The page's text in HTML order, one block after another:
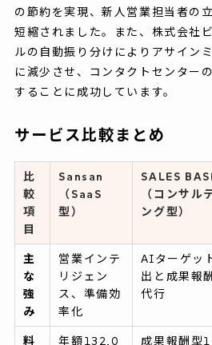
の節約を実現、新人営業担当者の
短縮されました。また、株式会社
ルの自動振り分けによりアサイン
に減少させ、コンタクトセンター
することに成功しています。
サービス比較まとめ
比
較
項
目
Sansan
（SaaS
型）
SALES
（コンサル
ング型）
主
な
強
み
営業インテ
リジェン
ス、準備効
率化
AIターゲッ
出と成果報
代行
料
年額132,0
成果報酬型